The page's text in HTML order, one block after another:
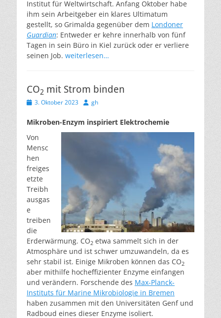
Institut für Weltwirtschaft. Anfang Oktober habe
ihm sein Arbeitgeber ein klares Ultimatum
gestellt, so Grimalda gegenüber dem Londoner
Guardian: Entweder er kehre innerhalb von fünf
Tagen in sein Büro in Kiel zurück oder er verliere
seinen Job. weiterlesen…
CO2 mit Strom binden
Veröffentlicht
3. Oktober 2023 Autor
gh
Mikroben-Enzym inspiriert Elektrochemie
Von
Mensc
hen
freiges
etzte
Treibh
ausgas
e
treiben
die
Erderwärmung. CO2 etwa sammelt sich in der
Atmosphäre und ist schwer umzuwandeln, da es
sehr stabil ist. Einige Mikroben können das CO2
aber mithilfe hocheffizienter Enzyme einfangen
und verändern. Forschende des Max-Planck-
Instituts für Marine Mikrobiologie in Bremen
haben zusammen mit den Universitäten Genf und
Radboud eines dieser Enzyme isoliert.